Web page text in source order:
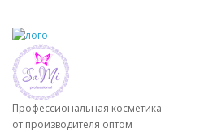
Профессиональная косметика
от производителя оптом